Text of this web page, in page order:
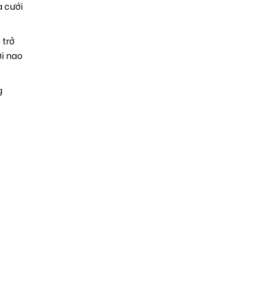
cưới
trở
nao